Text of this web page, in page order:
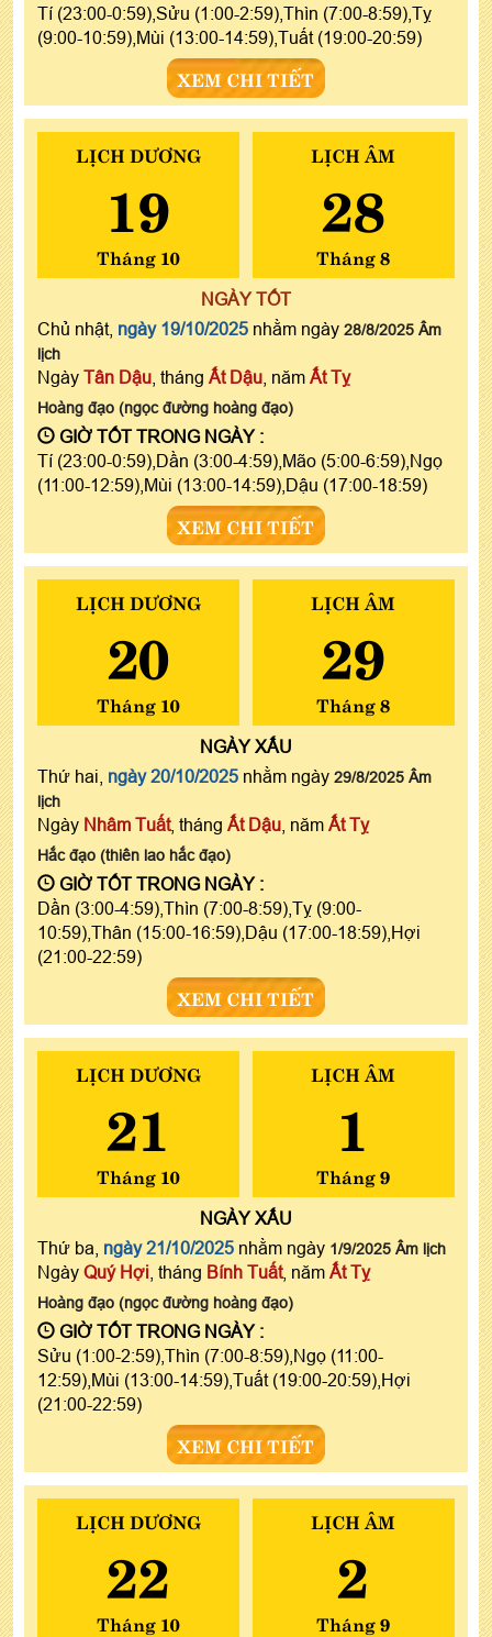
Tí (23:00-0:59),Sửu (1:00-2:59),Thìn (7:00-8:59),Tỵ
(9:00-10:59),Mùi (13:00-14:59),Tuất (19:00-20:59)
XEM CHI TIẾT
LỊCH DƯƠNG
19
Tháng 10
LỊCH ÂM
28
Tháng 8
NGÀY TỐT
Chủ nhật, ngày 19/10/2025 nhằm ngày 28/8/2025 Âm
lịch
Ngày Tân Dậu , tháng Ất Dậu , năm Ất Tỵ
Hoàng đạo (ngọc đường hoàng đạo)
GIỜ TỐT TRONG NGÀY :
Tí (23:00-0:59),Dần (3:00-4:59),Mão (5:00-6:59),Ngọ
(11:00-12:59),Mùi (13:00-14:59),Dậu (17:00-18:59)
XEM CHI TIẾT
LỊCH DƯƠNG
20
Tháng 10
LỊCH ÂM
29
Tháng 8
NGÀYXẤU
Thứ hai, ngày 20/10/2025 nhằm ngày 29/8/2025 Âm
lịch
Ngày Nhâm Tuất, tháng Ất Dậu , năm Ất Tỵ
Hắc đạo (thiên lao hắc đạo)
GIỜ TỐT TRONG NGÀY :
Dần (3:00-4:59),Thìn (7:00-8:59),Tỵ (9:00-
10:59),Thân (15:00-16:59),Dậu (17:00-18:59),Hợi
(21:00-22:59)
XEM CHI TIẾT
LỊCH DƯƠNG
21
Tháng 10
LỊCH ÂM
1
Tháng 9
NGÀYXẤU
Thứ ba, ngày 21/10/2025 nhằm ngày 1/9/2025 Âm lịch
Ngày Quý Hợi , tháng Bính Tuất, năm Ất Tỵ
Hoàng đạo (ngọc đường hoàng đạo)
GIỜ TỐT TRONG NGÀY :
Sửu (1:00-2:59),Thìn (7:00-8:59),Ngọ (11:00-
12:59),Mùi (13:00-14:59),Tuất (19:00-20:59),Hợi
(21:00-22:59)
XEM CHI TIẾT
LỊCH DƯƠNG
22
Tháng 10
LỊCH ÂM
2
Tháng 9